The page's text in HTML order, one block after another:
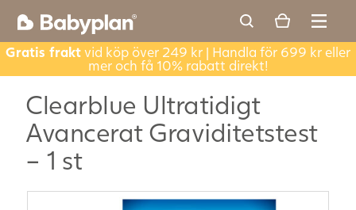
Gratis fraktvid köp över 249 kr | Handla för 699 kr eller
mer och få 10% rabatt direkt!
Clearblue Ultratidigt
Avancerat Graviditetstest
– 1 st